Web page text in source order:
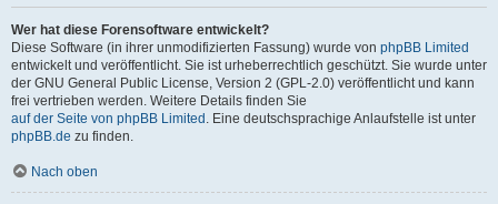
Wer hat diese Forensoftware entwickelt?
Diese Software (in ihrer unmodifizierten Fassung) wurde von phpBB Limited
entwickelt und veröffentlicht. Sie ist urheberrechtlich geschützt. Sie wurde unter
der GNU General Public License, Version 2 (GPL-2.0) veröffentlicht und kann
frei vertrieben werden. Weitere Details finden Sie
auf der Seite von phpBB Limited . Eine deutschsprachige Anlaufstelle ist unter
phpBB.de zu finden.
Nach oben